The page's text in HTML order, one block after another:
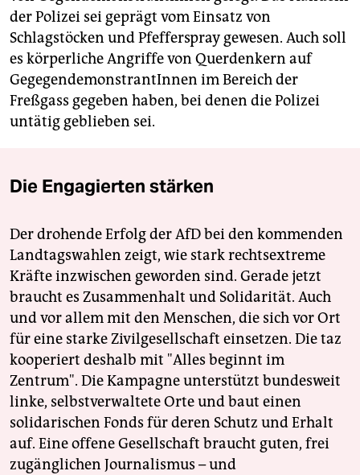
der Polizei sei geprägt vom Einsatz von
Schlagstöcken und Pfefferspray gewesen. Auch soll
es körperliche Angriffe von Querdenkern auf
GegegendemonstrantInnen im Bereich der
Freßgass gegeben haben, bei denen die Polizei
untätig geblieben sei.
Die Engagierten stärken
Der drohende Erfolg der AfD bei den kommenden
Landtagswahlen zeigt, wie stark rechtsextreme
Kräfte inzwischen geworden sind. Gerade jetzt
braucht es Zusammenhalt und Solidarität. Auch
und vor allem mit den Menschen, die sich vor Ort
für eine starke Zivilgesellschaft einsetzen. Die taz
kooperiert deshalb mit "Alles beginnt im
Zentrum". Die Kampagne unterstützt bundesweit
linke, selbstverwaltete Orte und baut einen
solidarischen Fonds für deren Schutz und Erhalt
auf. Eine offene Gesellschaft braucht guten, frei
zugänglichen Journalismus – und